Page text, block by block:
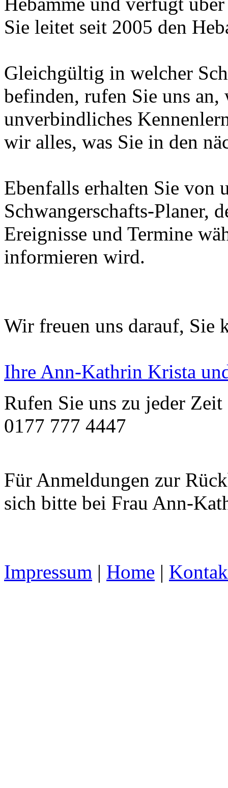
Sie leitet seit 2005 den
Gleichgültig in welcher
befinden, rufen Sie uns
unverbindliches
wir alles, was Sie in den
Ebenfalls erhalten Sie von
Schwangerschafts-Planer,
Ereignisse und Termine
informieren wird.
Wir freuen uns darauf, Sie
Ihre Ann-Kathrin Krista
Rufen Sie uns zu jeder Zeit
0177 777 4447
Für Anmeldungen zur
sich bitte bei Frau Ann-
Impressum | Home |